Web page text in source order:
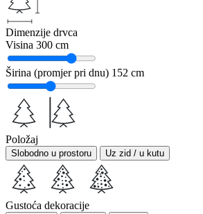
Dimenzije drvca
Visina 300 cm
Širina (promjer pri dnu) 152 cm
Položaj
Slobodno u prostoru Uz zid / u kutu
Gustoća dekoracije